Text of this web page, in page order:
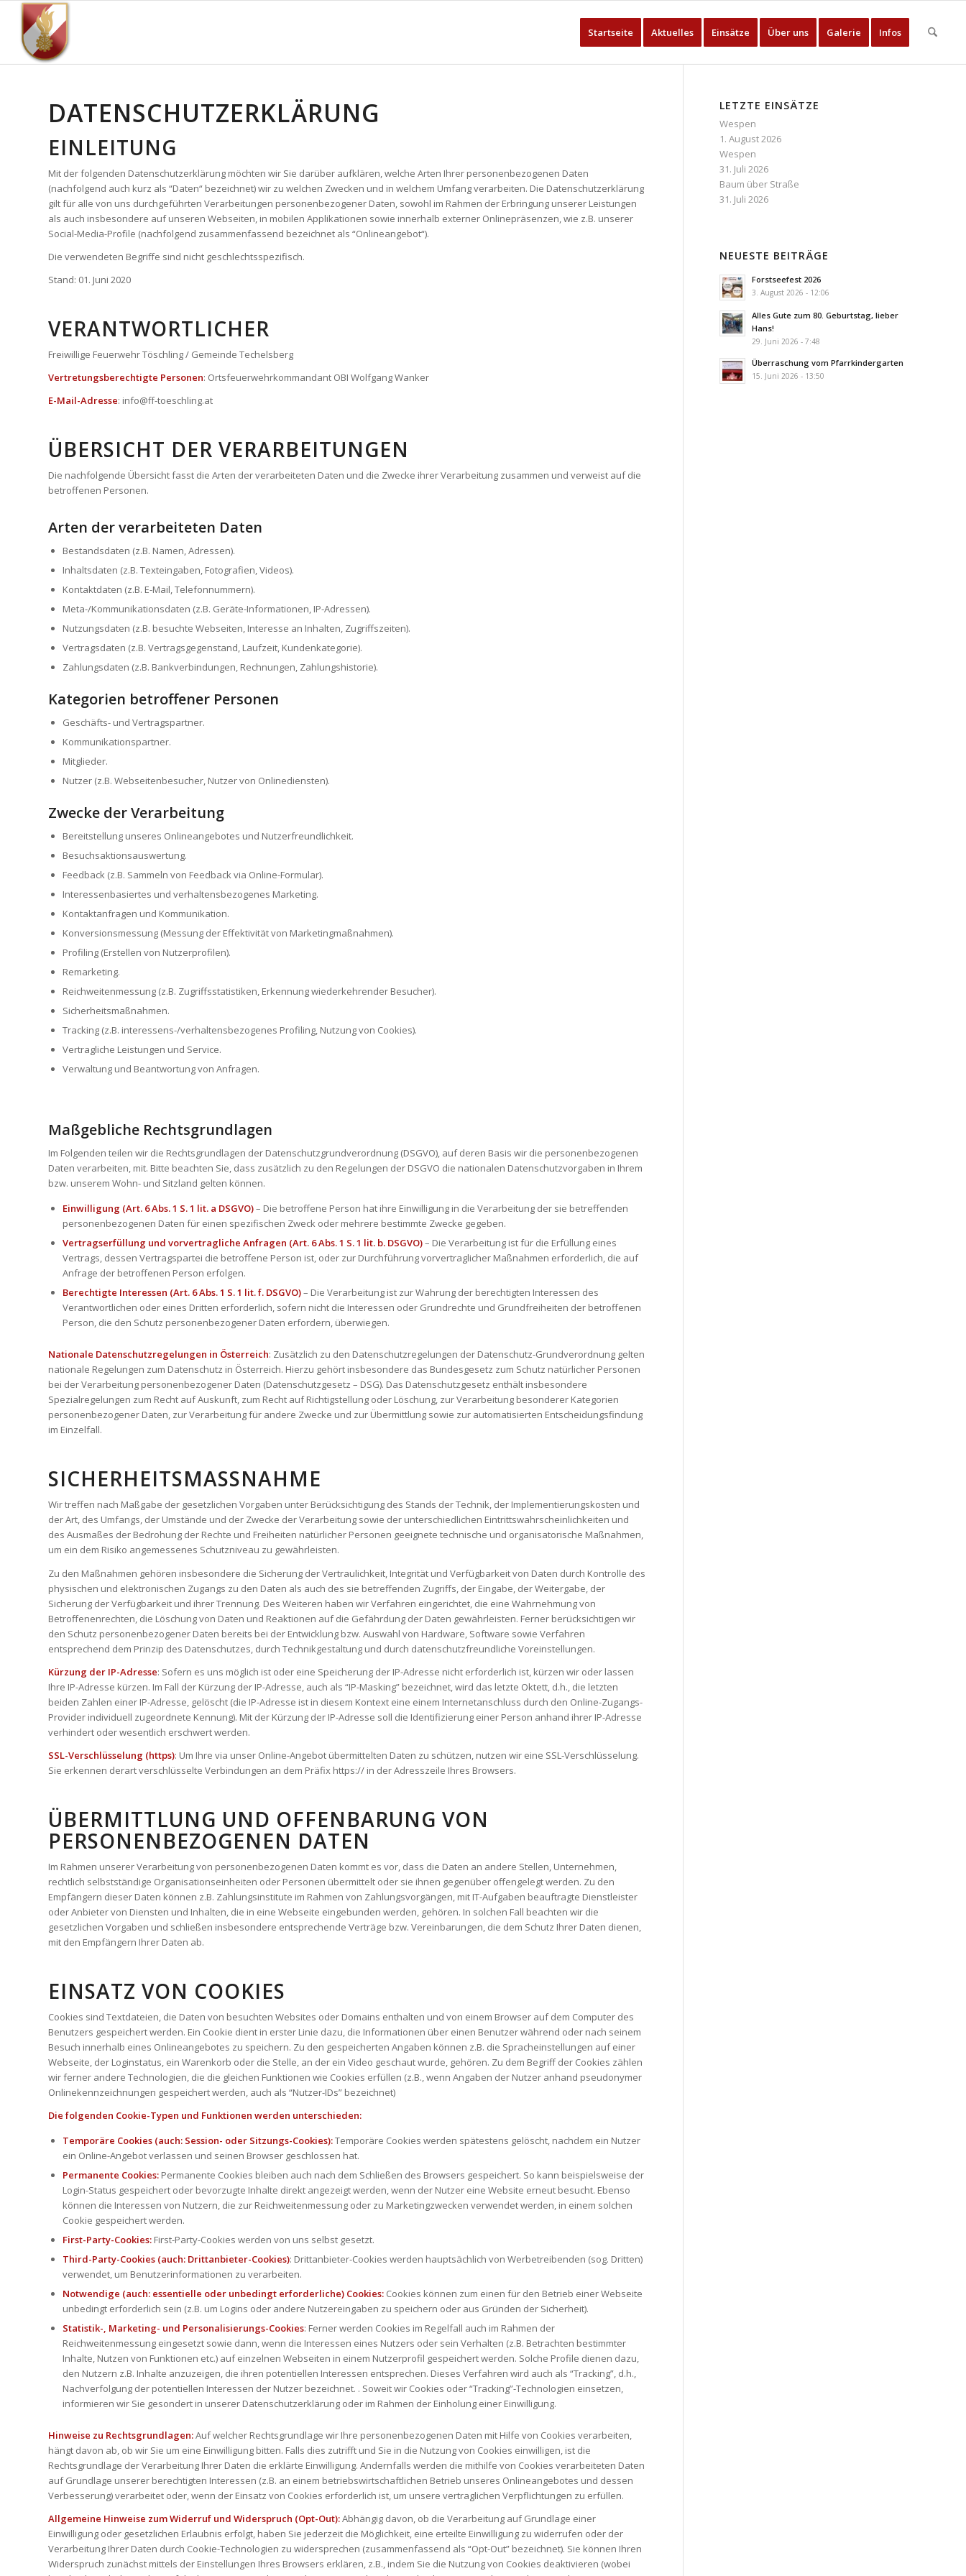
Startseite Aktuelles Einsätze Über uns Galerie Infos
DATENSCHUTZERKLÄRUNG
EINLEITUNG
Mit der folgenden Datenschutzerklärung möchten wir Sie darüber aufklären, welche Arten Ihrer personenbezogenen Daten
(nachfolgend auch kurz als “Daten“ bezeichnet) wir zu welchen Zwecken und in welchem Umfang verarbeiten. Die Datenschutzerklärung
gilt für alle von uns durchgeführten Verarbeitungen personenbezogener Daten, sowohl im Rahmen der Erbringung unserer Leistungen
als auch insbesondere auf unseren Webseiten, in mobilen Applikationen sowie innerhalb externer Onlinepräsenzen, wie z.B. unserer
Social-Media-Profile (nachfolgend zusammenfassend bezeichnet als “Onlineangebot“).
Die verwendeten Begriffe sind nicht geschlechtsspezifisch.
Stand: 01. Juni 2020
VERANTWORTLICHER
Freiwillige Feuerwehr Töschling / Gemeinde Techelsberg
Vertretungsberechtigte Personen: Ortsfeuerwehrkommandant OBI Wolfgang Wanker
E-Mail-Adresse: info@ff-toeschling.at
ÜBERSICHT DER VERARBEITUNGEN
Die nachfolgende Übersicht fasst die Arten der verarbeiteten Daten und die Zwecke ihrer Verarbeitung zusammen und verweist auf die
betroffenen Personen.
Arten der verarbeiteten Daten
Bestandsdaten (z.B. Namen, Adressen).
Inhaltsdaten (z.B. Texteingaben, Fotografien, Videos).
Kontaktdaten (z.B. E-Mail, Telefonnummern).
Meta-/Kommunikationsdaten (z.B. Geräte-Informationen, IP-Adressen).
Nutzungsdaten (z.B. besuchte Webseiten, Interesse an Inhalten, Zugriffszeiten).
Vertragsdaten (z.B. Vertragsgegenstand, Laufzeit, Kundenkategorie).
Zahlungsdaten (z.B. Bankverbindungen, Rechnungen, Zahlungshistorie).
Kategorien betroffener Personen
Geschäfts- und Vertragspartner.
Kommunikationspartner.
Mitglieder.
Nutzer (z.B. Webseitenbesucher, Nutzer von Onlinediensten).
Zwecke der Verarbeitung
Bereitstellung unseres Onlineangebotes und Nutzerfreundlichkeit.
Besuchsaktionsauswertung.
Feedback (z.B. Sammeln von Feedback via Online-Formular).
Interessenbasiertes und verhaltensbezogenes Marketing.
Kontaktanfragen und Kommunikation.
Konversionsmessung (Messung der Effektivität von Marketingmaßnahmen).
Profiling (Erstellen von Nutzerprofilen).
Remarketing.
Reichweitenmessung (z.B. Zugriffsstatistiken, Erkennung wiederkehrender Besucher).
Sicherheitsmaßnahmen.
Tracking (z.B. interessens-/verhaltensbezogenes Profiling, Nutzung von Cookies).
Vertragliche Leistungen und Service.
Verwaltung und Beantwortung von Anfragen.
Maßgebliche Rechtsgrundlagen
Im Folgenden teilen wir die Rechtsgrundlagen der Datenschutzgrundverordnung (DSGVO), auf deren Basis wir die personenbezogenen
Daten verarbeiten, mit. Bitte beachten Sie, dass zusätzlich zu den Regelungen der DSGVO die nationalen Datenschutzvorgaben in Ihrem
bzw. unserem Wohn- und Sitzland gelten können.
Einwilligung (Art. 6 Abs. 1 S. 1 lit. a DSGVO)– Die betroffene Person hat ihre Einwilligung in die Verarbeitung der sie betreffenden
personenbezogenen Daten für einen spezifischen Zweck oder mehrere bestimmte Zwecke gegeben.
Vertragserfüllung und vorvertragliche Anfragen (Art. 6 Abs. 1 S. 1 lit. b. DSGVO)– Die Verarbeitung ist für die Erfüllung eines
Vertrags, dessen Vertragspartei die betroffene Person ist, oder zur Durchführung vorvertraglicher Maßnahmen erforderlich, die auf
Anfrage der betroffenen Person erfolgen.
Berechtigte Interessen (Art. 6 Abs. 1 S. 1 lit. f. DSGVO)– Die Verarbeitung ist zur Wahrung der berechtigten Interessen des
Verantwortlichen oder eines Dritten erforderlich, sofern nicht die Interessen oder Grundrechte und Grundfreiheiten der betroffenen
Person, die den Schutz personenbezogener Daten erfordern, überwiegen.
Nationale Datenschutzregelungen in Österreich: Zusätzlich zu den Datenschutzregelungen der Datenschutz-Grundverordnung gelten
nationale Regelungen zum Datenschutz in Österreich. Hierzu gehört insbesondere das Bundesgesetz zum Schutz natürlicher Personen
bei der Verarbeitung personenbezogener Daten (Datenschutzgesetz – DSG). Das Datenschutzgesetz enthält insbesondere
Spezialregelungen zum Recht auf Auskunft, zum Recht auf Richtigstellung oder Löschung, zur Verarbeitung besonderer Kategorien
personenbezogener Daten, zur Verarbeitung für andere Zwecke und zur Übermittlung sowie zur automatisierten Entscheidungsfindung
im Einzelfall.
SICHERHEITSMASSNAHME
Wir treffen nach Maßgabe der gesetzlichen Vorgaben unter Berücksichtigung des Stands der Technik, der Implementierungskosten und
der Art, des Umfangs, der Umstände und der Zwecke der Verarbeitung sowie der unterschiedlichen Eintrittswahrscheinlichkeiten und
des Ausmaßes der Bedrohung der Rechte und Freiheiten natürlicher Personen geeignete technische und organisatorische Maßnahmen,
um ein dem Risiko angemessenes Schutzniveau zu gewährleisten.
Zu den Maßnahmen gehören insbesondere die Sicherung der Vertraulichkeit, Integrität und Verfügbarkeit von Daten durch Kontrolle des
physischen und elektronischen Zugangs zu den Daten als auch des sie betreffenden Zugriffs, der Eingabe, der Weitergabe, der
Sicherung der Verfügbarkeit und ihrer Trennung. Des Weiteren haben wir Verfahren eingerichtet, die eine Wahrnehmung von
Betroffenenrechten, die Löschung von Daten und Reaktionen auf die Gefährdung der Daten gewährleisten. Ferner berücksichtigen wir
den Schutz personenbezogener Daten bereits bei der Entwicklung bzw. Auswahl von Hardware, Software sowie Verfahren
entsprechend dem Prinzip des Datenschutzes, durch Technikgestaltung und durch datenschutzfreundliche Voreinstellungen.
Kürzung der IP-Adresse: Sofern es uns möglich ist oder eine Speicherung der IP-Adresse nicht erforderlich ist, kürzen wir oder lassen
Ihre IP-Adresse kürzen. Im Fall der Kürzung der IP-Adresse, auch als “IP-Masking” bezeichnet, wird das letzte Oktett, d.h., die letzten
beiden Zahlen einer IP-Adresse, gelöscht (die IP-Adresse ist in diesem Kontext eine einem Internetanschluss durch den Online-Zugangs-
Provider individuell zugeordnete Kennung). Mit der Kürzung der IP-Adresse soll die Identifizierung einer Person anhand ihrer IP-Adresse
verhindert oder wesentlich erschwert werden.
SSL-Verschlüsselung (https): Um Ihre via unser Online-Angebot übermittelten Daten zu schützen, nutzen wir eine SSL-Verschlüsselung.
Sie erkennen derart verschlüsselte Verbindungen an dem Präfix https:// in der Adresszeile Ihres Browsers.
ÜBERMITTLUNG UND OFFENBARUNG VON
PERSONENBEZOGENEN DATEN
Im Rahmen unserer Verarbeitung von personenbezogenen Daten kommt es vor, dass die Daten an andere Stellen, Unternehmen,
rechtlich selbstständige Organisationseinheiten oder Personen übermittelt oder sie ihnen gegenüber offengelegt werden. Zu den
Empfängern dieser Daten können z.B. Zahlungsinstitute im Rahmen von Zahlungsvorgängen, mit IT-Aufgaben beauftragte Dienstleister
oder Anbieter von Diensten und Inhalten, die in eine Webseite eingebunden werden, gehören. In solchen Fall beachten wir die
gesetzlichen Vorgaben und schließen insbesondere entsprechende Verträge bzw. Vereinbarungen, die dem Schutz Ihrer Daten dienen,
mit den Empfängern Ihrer Daten ab.
EINSATZ VON COOKIES
Cookies sind Textdateien, die Daten von besuchten Websites oder Domains enthalten und von einem Browser auf dem Computer des
Benutzers gespeichert werden. Ein Cookie dient in erster Linie dazu, die Informationen über einen Benutzer während oder nach seinem
Besuch innerhalb eines Onlineangebotes zu speichern. Zu den gespeicherten Angaben können z.B. die Spracheinstellungen auf einer
Webseite, der Loginstatus, ein Warenkorb oder die Stelle, an der ein Video geschaut wurde, gehören. Zu dem Begriff der Cookies zählen
wir ferner andere Technologien, die die gleichen Funktionen wie Cookies erfüllen (z.B., wenn Angaben der Nutzer anhand pseudonymer
Onlinekennzeichnungen gespeichert werden, auch als “Nutzer-IDs” bezeichnet)
Die folgenden Cookie-Typen und Funktionen werden unterschieden:
Temporäre Cookies (auch: Session- oder Sitzungs-Cookies):Temporäre Cookies werden spätestens gelöscht, nachdem ein Nutzer
ein Online-Angebot verlassen und seinen Browser geschlossen hat.
Permanente Cookies: Permanente Cookies bleiben auch nach dem Schließen des Browsers gespeichert. So kann beispielsweise der
Login-Status gespeichert oder bevorzugte Inhalte direkt angezeigt werden, wenn der Nutzer eine Website erneut besucht. Ebenso
können die Interessen von Nutzern, die zur Reichweitenmessung oder zu Marketingzwecken verwendet werden, in einem solchen
Cookie gespeichert werden.
First-Party-Cookies: First-Party-Cookies werden von uns selbst gesetzt.
Third-Party-Cookies (auch: Drittanbieter-Cookies): Drittanbieter-Cookies werden hauptsächlich von Werbetreibenden (sog. Dritten)
verwendet, um Benutzerinformationen zu verarbeiten.
Notwendige (auch: essentielle oder unbedingt erforderliche) Cookies: Cookies können zum einen für den Betrieb einer Webseite
unbedingt erforderlich sein (z.B. um Logins oder andere Nutzereingaben zu speichern oder aus Gründen der Sicherheit).
Statistik-, Marketing- und Personalisierungs-Cookies: Ferner werden Cookies im Regelfall auch im Rahmen der
Reichweitenmessung eingesetzt sowie dann, wenn die Interessen eines Nutzers oder sein Verhalten (z.B. Betrachten bestimmter
Inhalte, Nutzen von Funktionen etc.) auf einzelnen Webseiten in einem Nutzerprofil gespeichert werden. Solche Profile dienen dazu,
den Nutzern z.B. Inhalte anzuzeigen, die ihren potentiellen Interessen entsprechen. Dieses Verfahren wird auch als “Tracking”, d.h.,
Nachverfolgung der potentiellen Interessen der Nutzer bezeichnet. . Soweit wir Cookies oder “Tracking”-Technologien einsetzen,
informieren wir Sie gesondert in unserer Datenschutzerklärung oder im Rahmen der Einholung einer Einwilligung.
Hinweise zu Rechtsgrundlagen:Auf welcher Rechtsgrundlage wir Ihre personenbezogenen Daten mit Hilfe von Cookies verarbeiten,
hängt davon ab, ob wir Sie um eine Einwilligung bitten. Falls dies zutrifft und Sie in die Nutzung von Cookies einwilligen, ist die
Rechtsgrundlage der Verarbeitung Ihrer Daten die erklärte Einwilligung. Andernfalls werden die mithilfe von Cookies verarbeiteten Daten
auf Grundlage unserer berechtigten Interessen (z.B. an einem betriebswirtschaftlichen Betrieb unseres Onlineangebotes und dessen
Verbesserung) verarbeitet oder, wenn der Einsatz von Cookies erforderlich ist, um unsere vertraglichen Verpflichtungen zu erfüllen.
Allgemeine Hinweise zum Widerruf und Widerspruch (Opt-Out):Abhängig davon, ob die Verarbeitung auf Grundlage einer
Einwilligung oder gesetzlichen Erlaubnis erfolgt, haben Sie jederzeit die Möglichkeit, eine erteilte Einwilligung zu widerrufen oder der
Verarbeitung Ihrer Daten durch Cookie-Technologien zu widersprechen (zusammenfassend als “Opt-Out” bezeichnet). Sie können Ihren
Widerspruch zunächst mittels der Einstellungen Ihres Browsers erklären, z.B., indem Sie die Nutzung von Cookies deaktivieren (wobei
LETZTE EINSÄTZE
Wespen
1. August 2026
Wespen
31. Juli 2026
Baum über Straße
31. Juli 2026
NEUESTE BEITRÄGE
Forstseefest 2026
3. August 2026 - 12:06
Alles Gute zum 80. Geburtstag, lieber
Hans!
29. Juni 2026 - 7:48
Überraschung vom Pfarrkindergarten
15. Juni 2026 - 13:50